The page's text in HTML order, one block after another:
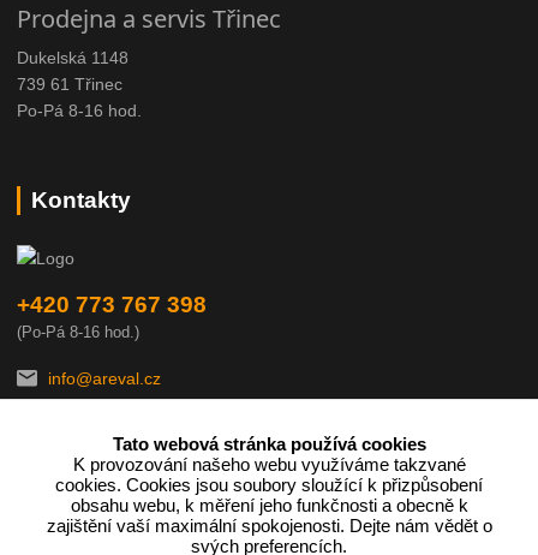
Prodejna a servis Třinec
Dukelská 1148
739 61 Třinec
Po-Pá 8-16 hod.
Kontakty
+420 773 767 398
(Po-Pá 8-16 hod.)
info@areval.cz
Podle zákona o evidenci tržeb je prodávající povinen vystavit
Tato webová stránka používá cookies
K provozování našeho webu využíváme takzvané
cookies. Cookies jsou soubory sloužící k přizpůsobení
obsahu webu, k měření jeho funkčnosti a obecně k
zajištění vaší maximální spokojenosti. Dejte nám vědět o
svých preferencích.